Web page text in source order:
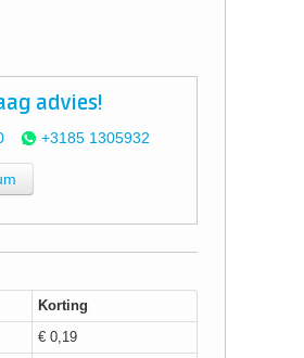
advies!
+3185 1305932
Korting
€ 0,19